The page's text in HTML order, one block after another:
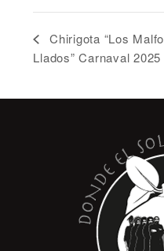
Chirigota “Los Malfo
Llados” Carnaval 2025